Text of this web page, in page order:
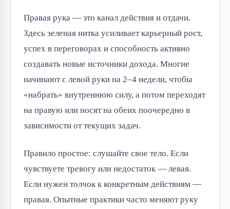
Правая рука — это канал действия и отдачи.
Здесь зеленая нитка усиливает карьерный рост,
успех в переговорах и способность активно
создавать новые источники дохода. Многие
начинают с левой руки на 2–4 недели, чтобы
«набрать» внутреннюю силу, а потом переходят
на правую или носят на обеих поочередно в
зависимости от текущих задач.
Правило простое: слушайте свое тело. Если
чувствуете тревогу или недостаток — левая.
Если нужен толчок к конкретным действиям —
правая. Опытные практики часто меняют руку